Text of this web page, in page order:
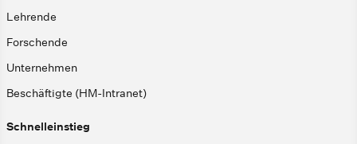
Lehrende
Forschende
Unternehmen
Beschäftigte (HM-Intranet)
Schnelleinstieg